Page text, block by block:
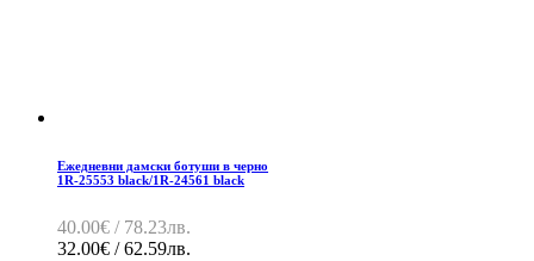
Ежедневни дамски ботуши в черно
1R-25553 black/1R-24561 black
40.00€ / 78.23лв.
32.00€ / 62.59лв.